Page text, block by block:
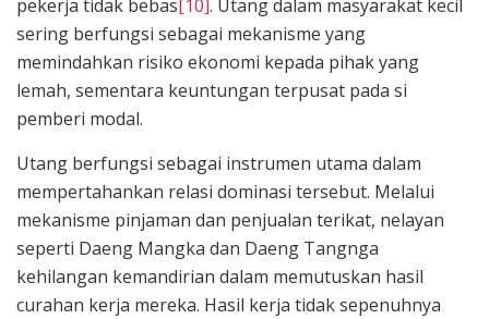
pekerja tidak bebas[10]. Utang dalam masyarakat kecil
sering berfungsi sebagai mekanisme yang
memindahkan risiko ekonomi kepada pihak yang
lemah, sementara keuntungan terpusat pada si
pemberi modal.
Utang berfungsi sebagai instrumen utama dalam
mempertahankan relasi dominasi tersebut. Melalui
mekanisme pinjaman dan penjualan terikat, nelayan
seperti Daeng Mangka dan Daeng Tangnga
kehilangan kemandirian dalam memutuskan hasil
curahan kerja mereka. Hasil kerja tidak sepenuhnya